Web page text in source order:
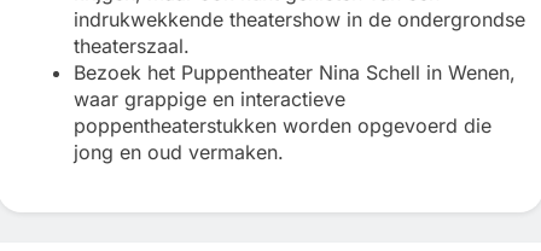
indrukwekkende theatershow in de ondergrondse
theaterszaal.
Bezoek het Puppentheater Nina Schell in Wenen,
waar grappige en interactieve
poppentheaterstukken worden opgevoerd die
jong en oud vermaken.